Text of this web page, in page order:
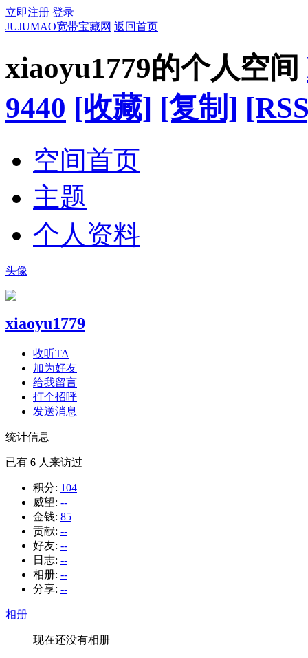
立即注册 登录
JUJUMAO宽带宝藏网 返回首页
xiaoyu1779的个人空间
9440 [收藏] [复制]
空间首页
主题
个人资料
头像
xiaoyu1779
收听TA
加为好友
给我留言
打个招呼
发送消息
统计信息
已有 6 人来访过
积分: 104
威望: --
金钱: 85
贡献: --
好友: --
日志: --
相册: --
分享: --
相册
现在还没有相册